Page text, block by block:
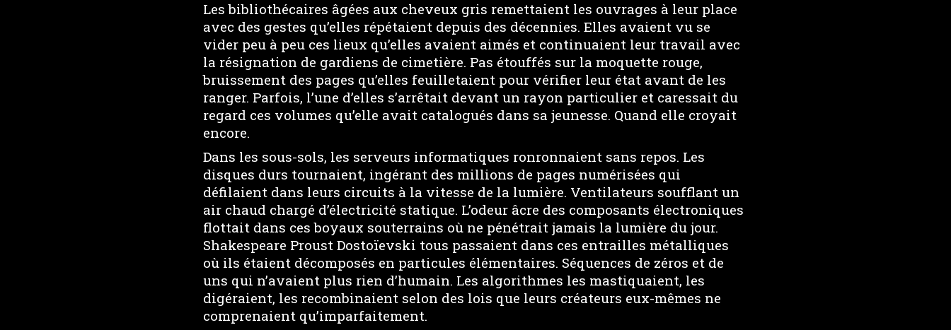
Les bibliothécaires âgées aux cheveux gris remettaient les ouvrages à leur place
avec des gestes qu’elles répétaient depuis des décennies. Elles avaient vu se
vider peu à peu ces lieux qu’elles avaient aimés et continuaient leur travail avec
la résignation de gardiens de cimetière. Pas étouffés sur la moquette rouge,
bruissement des pages qu’elles feuilletaient pour vérifier leur état avant de les
ranger. Parfois, l’une d’elles s’arrêtait devant un rayon particulier et caressait du
regard ces volumes qu’elle avait catalogués dans sa jeunesse. Quand elle croyait
encore.
Dans les sous-sols, les serveurs informatiques ronronnaient sans repos. Les
disques durs tournaient, ingérant des millions de pages numérisées qui
défilaient dans leurs circuits à la vitesse de la lumière. Ventilateurs soufflant un
air chaud chargé d’électricité statique. L’odeur âcre des composants électroniques
flottait dans ces boyaux souterrains où ne pénétrait jamais la lumière du jour.
Shakespeare Proust Dostoïevski tous passaient dans ces entrailles métalliques
où ils étaient décomposés en particules élémentaires. Séquences de zéros et de
uns qui n’avaient plus rien d’humain. Les algorithmes les mastiquaient, les
digéraient, les recombinaient selon des lois que leurs créateurs eux-mêmes ne
comprenaient qu’imparfaitement.